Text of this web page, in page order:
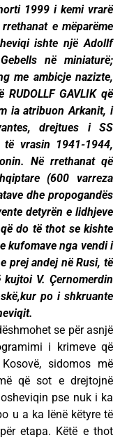
1999 i kemi vrarë
e mëparëme
ishte një Adollf
në miniaturë;
me ambicje nazizte,
GAVLIK që
ia atribuon Arkanit, i
drejtues i SS
vrasin 1941-1944,
Në rrethanat që
(600 varreza
dhe propogandës
detyrën e lidhjeve
do të thot se kishte
kufomave nga vendi i
prej andej në Rusi, të
V. Çernomerdin
po i shkruante
se për asnjë
i krimeve që
sidomos më
që sot e drejtojnë
pse nuk i ka
u a ka lënë këtyre të
etapa. Këtë e thot